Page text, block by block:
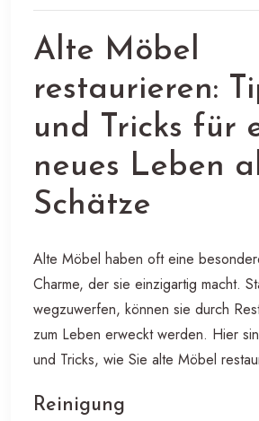
Alte Möbel
restaurieren:
und Tricks für
neues Leben
Schätze
Alte Möbel haben oft eine
Charme, der sie einzigartig macht.
wegzuwerfen, können sie durch
zum Leben erweckt werden. Hier
und Tricks, wie Sie alte Möbel
Reinigung